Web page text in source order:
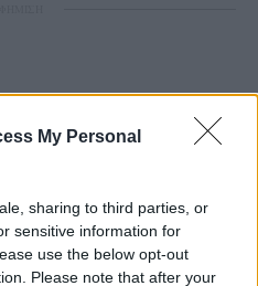
My Personal
sharing to third parties, or
sensitive information for
use the below opt-out
Please note that after your